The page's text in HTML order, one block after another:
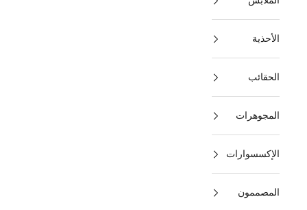
الأحذية
الحقائب
المجوهرات
الإكسسوارات
المصممون